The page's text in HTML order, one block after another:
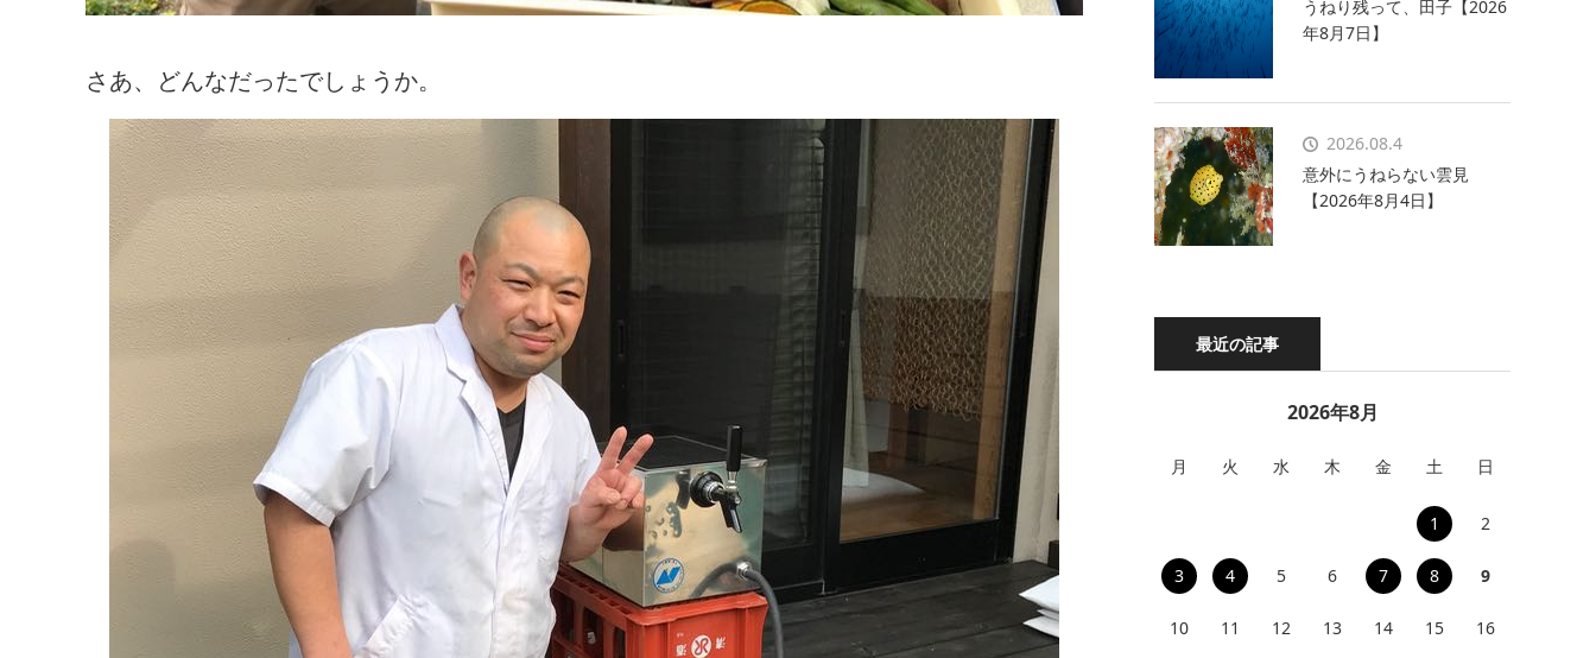
さあ、どんなだったでしょうか。
うねり残って、田子【2026
年8月7日】
2026.08.4
意外にうねらない雲見
【2026年8月4日】
最近の記事
2026年8月
月 火 水 木 金 土 日
1 2
3 4 5 6 7 8 9
10 11 12 13 14 15 16